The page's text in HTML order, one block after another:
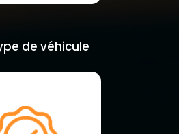
de véhicule